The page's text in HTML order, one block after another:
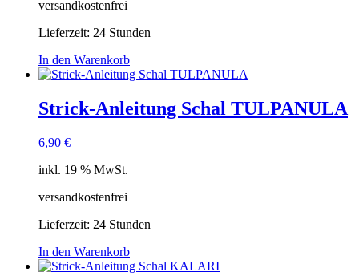
versandkostenfrei
Lieferzeit: 24 Stunden
In den Warenkorb
Strick-Anleitung Schal TULPANULA
6,90 €
inkl. 19 % MwSt.
versandkostenfrei
Lieferzeit: 24 Stunden
In den Warenkorb